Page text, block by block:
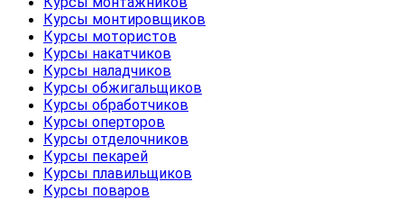
Курсы монтировщиков
Курсы мотористов
Курсы накатчиков
Курсы наладчиков
Курсы обжигальщиков
Курсы обработчиков
Курсы оперторов
Курсы отделочников
Курсы пекарей
Курсы плавильщиков
Курсы поваров